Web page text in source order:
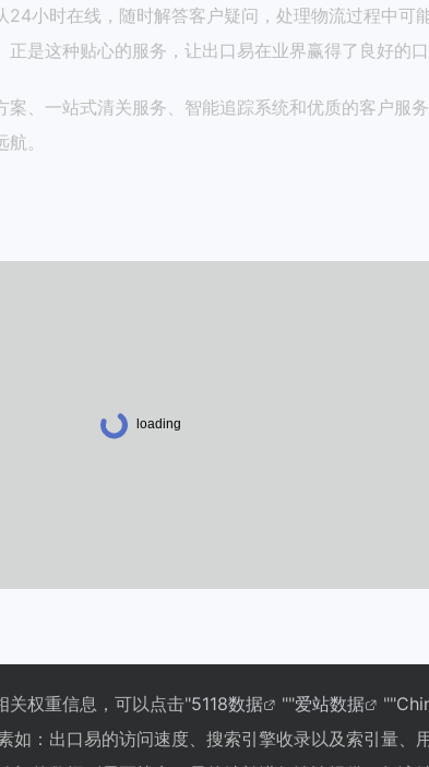
小时在线，随时解答客户疑问，处理物流过程中可
是这种贴心的服务，让出口易在业界赢得了良好的口
、一站式清关服务、智能追踪系统和优质的客户服
。
关权重信息，可以点击"5118数据 ""爱站数据 ""
：出口易的访问速度、搜索引擎收录以及索引量、